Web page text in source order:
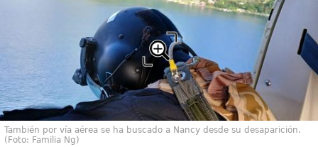
También por vía aérea se ha buscado a Nancy desde su desaparición.
(Foto: Familia Ng)